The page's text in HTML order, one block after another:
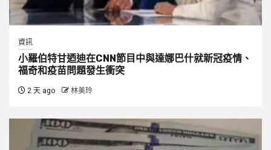
資訊
小羅伯特甘迺迪在CNN節目中與達娜巴什就新冠疫情、
福奇和疫苗問題發生衝突
2 天 ago 林美玲